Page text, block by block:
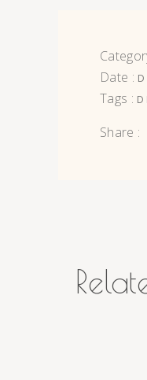
Date :
Tags :
Share :